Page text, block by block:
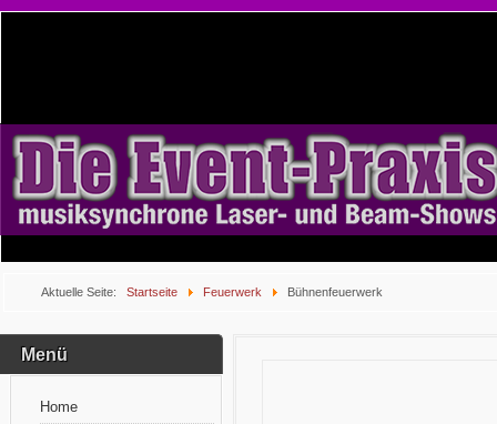
Aktuelle Seite: Startseite Feuerwerk Bühnenfeuerwerk
Menü
Home